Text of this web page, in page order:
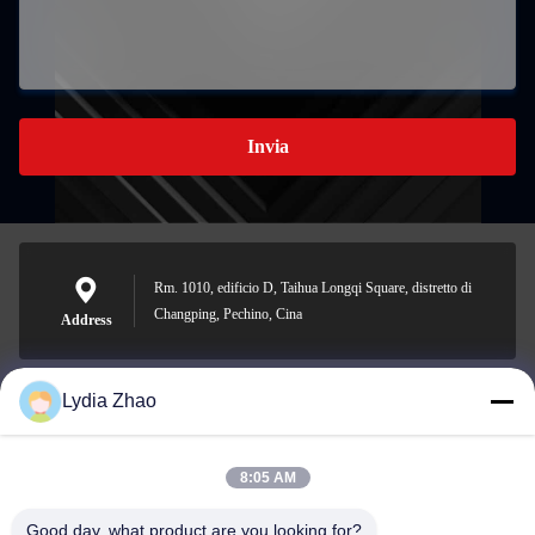
Invia
Address
Rm. 1010, edificio D, Taihua Longqi Square, distretto di
Changping, Pechino, Cina
jesingd@vip.sina.com
Lydia Zhao
8:05 AM
Good day, what product are you looking for?